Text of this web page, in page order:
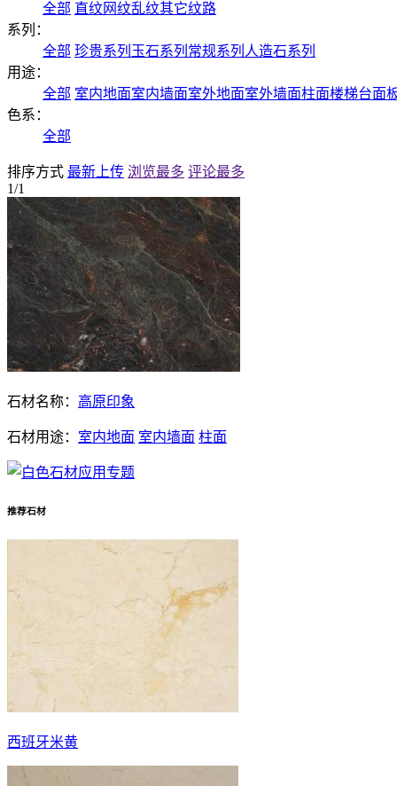
全部 直纹网纹乱纹其它纹路
系列：
全部 珍贵系列 玉石系列 常规系列 人造石系列
用途：
全部 室内地面室内墙面室外地面室外墙面柱面楼梯台面
色系：
全部
排序方式 最新上传 浏览最多 评论最多
1/1
石材名称： 高原印象
石材用途： 室内地面 室内墙面 柱面
推荐石材
西班牙米黄